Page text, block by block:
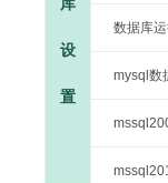
设
置
数据库
mysql数